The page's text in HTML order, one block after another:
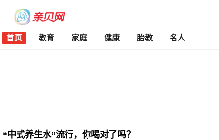
首页 教育 家庭 健康 胎教 名人
“中式养生水”流行，你喝对了吗？